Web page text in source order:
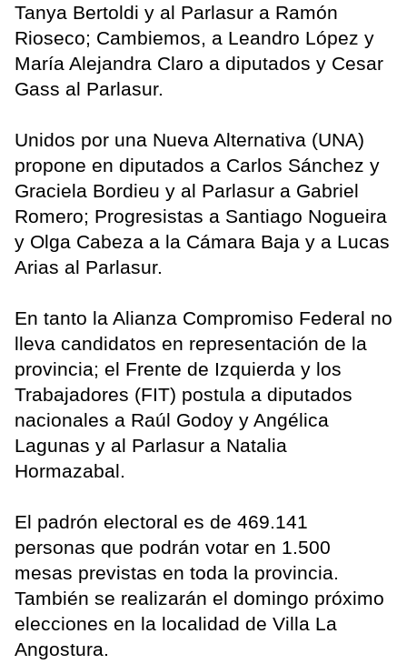
Tanya Bertoldi y al Parlasur a Ramón
Rioseco; Cambiemos, a Leandro López y
María Alejandra Claro a diputados y Cesar
Gass al Parlasur.
Unidos por una Nueva Alternativa (UNA)
propone en diputados a Carlos Sánchez y
Graciela Bordieu y al Parlasur a Gabriel
Romero; Progresistas a Santiago Nogueira
y Olga Cabeza a la Cámara Baja y a Lucas
Arias al Parlasur.
En tanto la Alianza Compromiso Federal no
lleva candidatos en representación de la
provincia; el Frente de Izquierda y los
Trabajadores (FIT) postula a diputados
nacionales a Raúl Godoy y Angélica
Lagunas y al Parlasur a Natalia
Hormazabal.
El padrón electoral es de 469.141
personas que podrán votar en 1.500
mesas previstas en toda la provincia.
También se realizarán el domingo próximo
elecciones en la localidad de Villa La
Angostura.